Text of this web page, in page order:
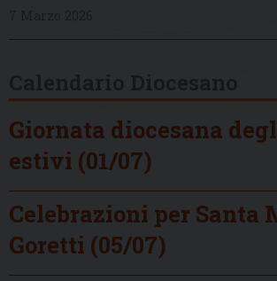
Giornata diocesana
estivi (01/07)
Celebrazioni per Santa
Goretti (05/07)